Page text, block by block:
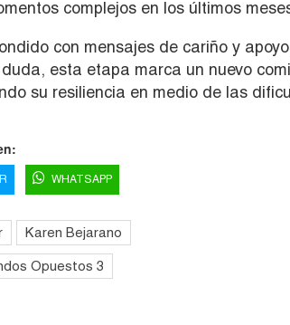
complejos en los últimos
con mensajes de cariño y
esta etapa marca un nuevo
su resiliencia en medio de las
WHATSAPP
Karen Bejarano
Opuestos 3